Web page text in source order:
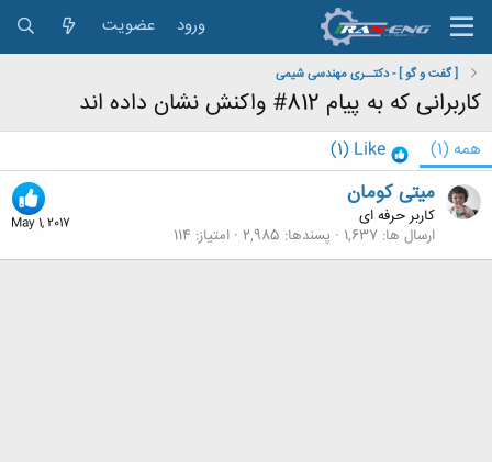
ورود عضویت
[ گفت و گو ] - دکتــری مهندسی شیمی
کاربرانی که به پیام 812# واکنش نشان داده اند
همه (1)
Like
(1)
May 1, 2017
میتی کومان
کاربر حرفه ای
ارسال ها 1,637 پسندها 2,985 امتیاز 114